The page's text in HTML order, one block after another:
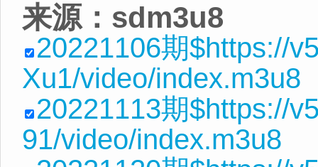
来源：sdm3u8
20221106期$https://
Xu1/video/index.m3u8
20221113期$https://
91/video/index.m3u8